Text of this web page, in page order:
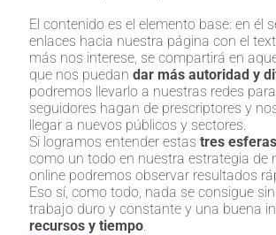
El contenido es el elemento base: en él
enlaces hacia nuestra página con el
más nos interese, se compartirá en
que nos puedan dar más autoridad y
podremos llevarlo a nuestras redes
seguidores hagan de prescriptores y
llegar a nuevos públicos y sectores.
Si logramos entender estas tres
como un todo en nuestra estrategia de
online podremos observar resultados
Eso sí, como todo, nada se consigue
trabajo duro y constante y una buena
recursos y tiempo.